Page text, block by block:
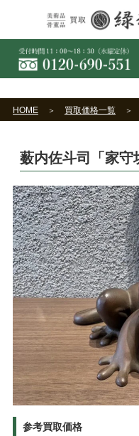
HOME 買取価格一覧
薮内佐斗司「家守
参考買取価格